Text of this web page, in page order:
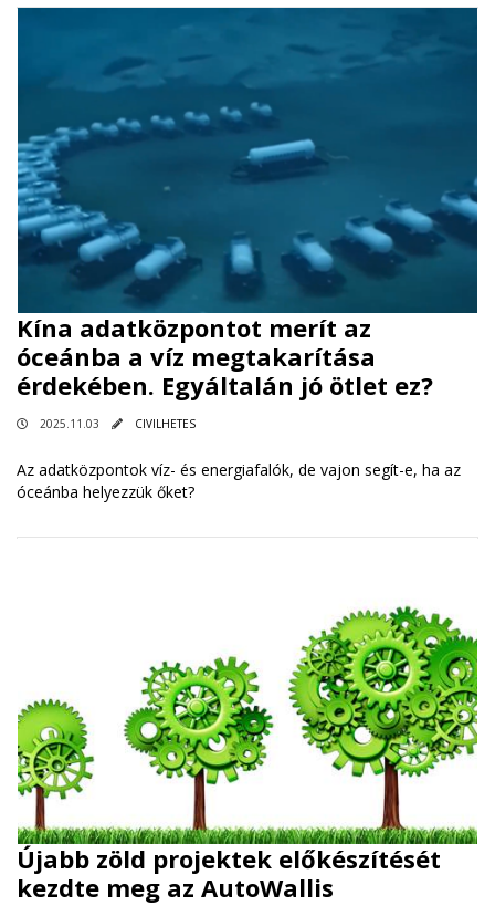
Kína adatközpontot merít az
óceánba a víz megtakarítása
érdekében. Egyáltalán jó ötlet ez?
2025.11.03 CIVILHETES
Az adatközpontok víz- és energiafalók, de vajon segít-e, ha az
óceánba helyezzük őket?
Újabb zöld projektek előkészítését
kezdte meg az AutoWallis